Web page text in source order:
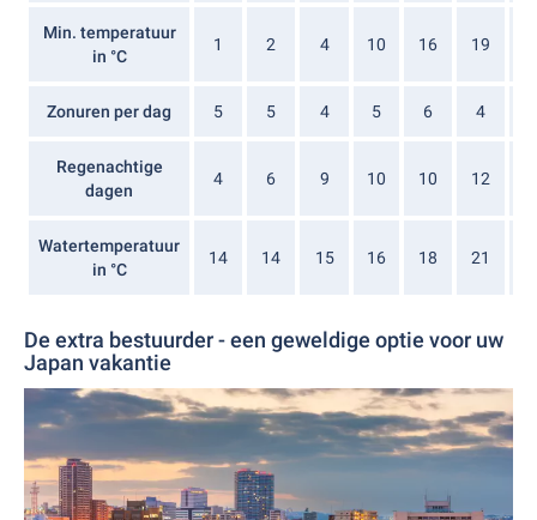
Min. temperatuur
in °C
1 2 4 10 16 19
Zonuren per dag 5 5 4 5 6 4
Regenachtige
dagen
4 6 9 10 10 12
Watertemperatuur
in °C
14 14 15 16 18 21
De extra bestuurder - een geweldige optie voor uw
Japan vakantie